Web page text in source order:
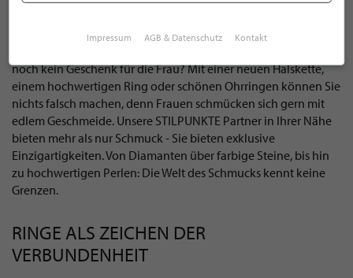
noch kein Geschenk für die Frau? Mit einer neuen Halskette,
einem hochwertigen Ring oder schönen Ohrringen können Sie
nichts falsch machen, denn Frauen schmücken sich gern mit
edlem Geschmeide. Unsere STILPUNKTE Partner in Ihrer Nähe
bieten mehr als nur Schmuck - Sie bieten exklusive
Einzigartigkeiten. Von Diamanten über farbige Steine, bis hin
zu hochwertigen Perlen: Die Welt des Schmucks kennt keine
Grenzen.
RINGE ALS ZEICHEN DER
VERBUNDENHEIT
Impressum AGB & Datenschutz Kontakt